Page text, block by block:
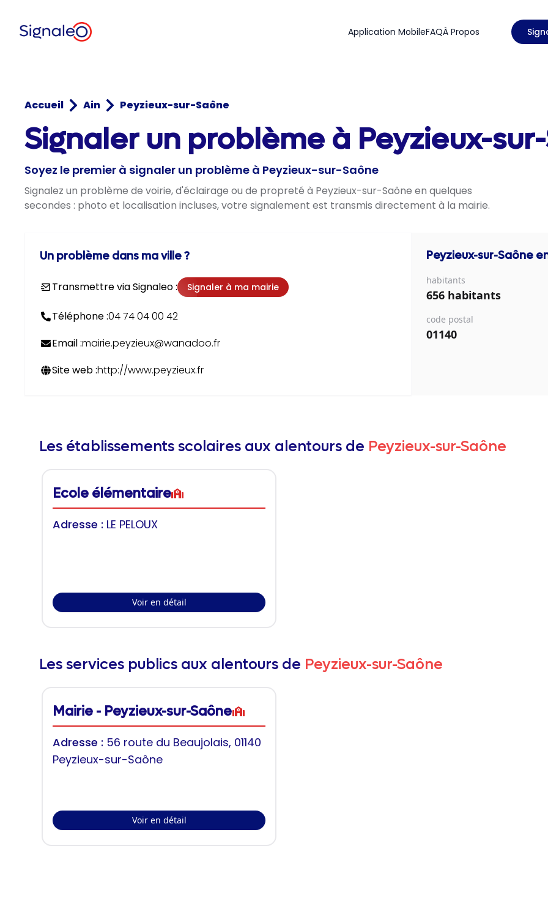
Application MobileFAQÀ Propos
Accueil Ain Peyzieux-sur-Saône
Signaler un problème à Peyzieux-
Soyez le premier à signaler un problème à Peyzieux-sur-Saône
Signalez un problème de voirie, d'éclairage ou de propreté à Peyzieux-sur-Saône en quelques
secondes : photo et localisation incluses, votre signalement est transmis directement à la mairie.
Un problème dans ma ville ?
Transmettre via Signaleo : Signaler à ma mairie
Téléphone :04 74 04 00 42
Email :mairie.peyzieux@wanadoo.fr
Site web :http://www.peyzieux.fr
Peyzieux-sur-Saône
habitants
656 habitants
code postal
01140
Les établissements scolaires aux alentours de Peyzieux-sur-Saône
Ecole élémentaire
Adresse : LE PELOUX
Voir en détail
Les services publics aux alentours de Peyzieux-sur-Saône
Mairie - Peyzieux-sur-Saône
Adresse : 56 route du Beaujolais, 01140
Peyzieux-sur-Saône
Voir en détail